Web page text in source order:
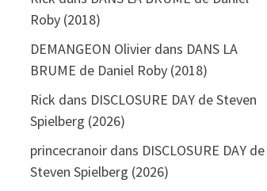
Roby (2018)
DEMANGEON Olivier dans DANS LA
BRUME de Daniel Roby (2018)
Rick dans DISCLOSURE DAY de Steven
Spielberg (2026)
princecranoir dans DISCLOSURE DAY de
Steven Spielberg (2026)